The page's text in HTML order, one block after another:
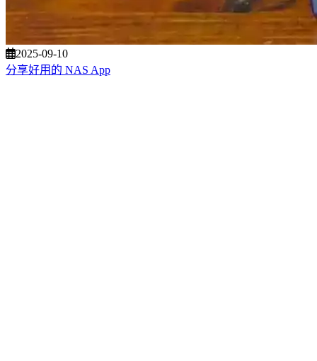
2025-09-10
分享好用的 NAS App